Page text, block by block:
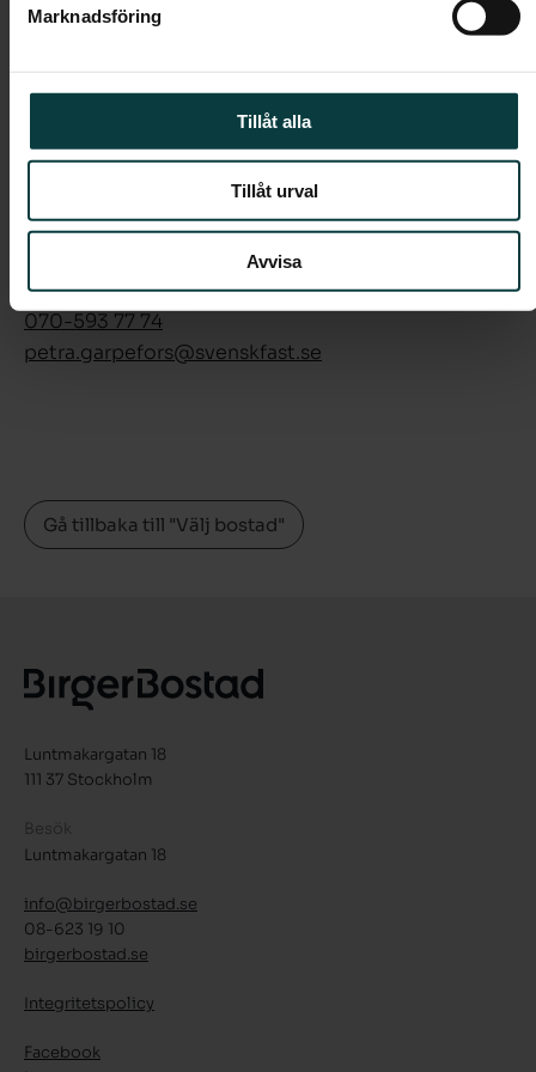
Marknadsföring
Tillåt alla
Tillåt urval
Avvisa
Boendeform: Bostadsrätt
Våning:
Pris: -
Petra Garpefors
070-593 77 74
petra.garpefors­@svenskfast.se
Gå tillbaka till "Välj bostad"
Luntmakargatan 18
111 37 Stockholm
Besök
Luntmakargatan 18
info@birgerbostad.se
08-623 19 10
birgerbostad.se
Integritetspolicy
Facebook